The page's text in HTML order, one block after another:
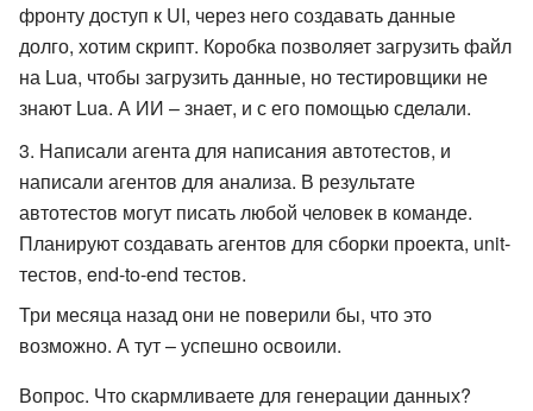
фронту доступ к UI, через него создавать данные
долго, хотим скрипт. Коробка позволяет загрузить файл
на Lua, чтобы загрузить данные, но тестировщики не
знают Lua. А ИИ – знает, и с его помощью сделали.
Написали агента для написания автотестов, и
написали агентов для анализа. В результате
автотестов могут писать любой человек в команде.
Планируют создавать агентов для сборки проекта, unit-
тестов, end-to-end тестов.
Три месяца назад они не поверили бы, что это
возможно. А тут – успешно освоили.
Вопрос. Что скармливаете для генерации данных?